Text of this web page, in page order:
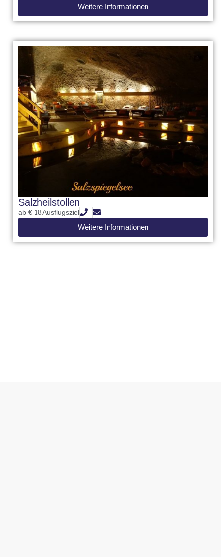
Weitere Informationen
Salzheilstollen
ab € 18Ausflugsziel
Weitere Informationen